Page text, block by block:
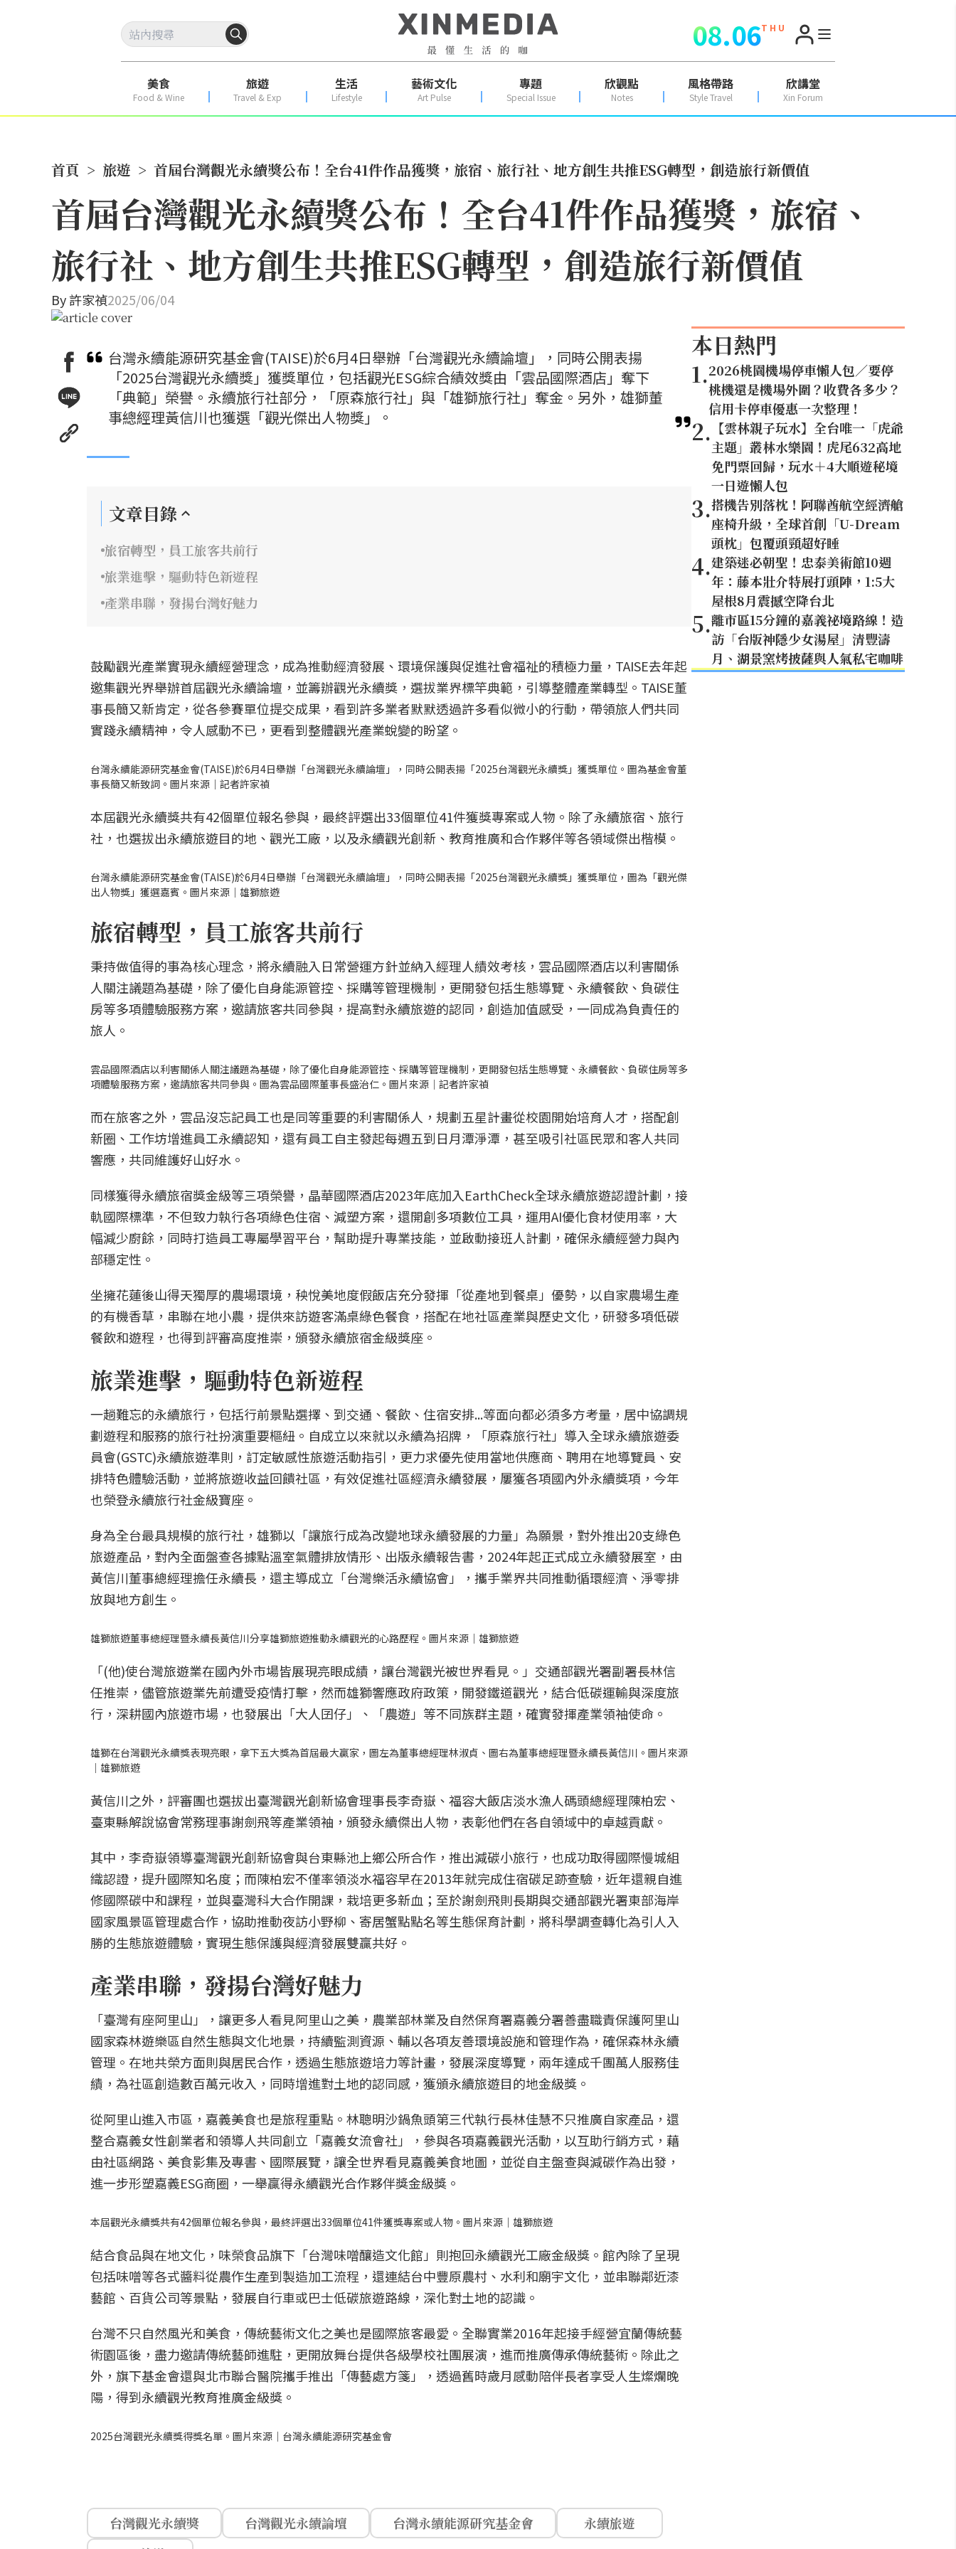
08.06T H U
美食
Food & Wine
旅遊
Travel & Exp
生活
Lifestyle
藝術文化
Art Pulse
專題
Special Issue
欣觀點
Notes
風格帶路
Style Travel
欣講堂
Xin Forum
首頁 > 旅遊 > 首屆台灣觀光永續獎公布！全台41件作品獲獎，旅宿、旅行社、地方創生共推ESG轉型，創造旅行新價值
首屆台灣觀光永續獎公布！全台41件作品獲獎，旅宿、
旅行社、地方創生共推ESG轉型，創造旅行新價值
By許家禎2025/06/04
台灣永續能源研究基金會(TAISE)於6月4日舉辦「台灣觀光永續論壇」，同時公開表揚
「2025台灣觀光永續獎」獲獎單位，包括觀光ESG綜合績效獎由「雲品國際酒店」奪下
「典範」榮譽。永續旅行社部分，「原森旅行社」與「雄獅旅行社」奪金。另外，雄獅董
事總經理黃信川也獲選「觀光傑出人物獎」。
文章目錄
旅宿轉型，員工旅客共前行
旅業進擊，驅動特色新遊程
產業串聯，發揚台灣好魅力
鼓勵觀光產業實現永續經營理念，成為推動經濟發展、環境保護與促進社會福祉的積極力量，TAISE去年起
邀集觀光界舉辦首屆觀光永續論壇，並籌辦觀光永續獎，選拔業界標竿典範，引導整體產業轉型。TAISE董
事長簡又新肯定，從各參賽單位提交成果，看到許多業者默默透過許多看似微小的行動，帶領旅人們共同
實踐永續精神，令人感動不已，更看到整體觀光產業蛻變的盼望。
台灣永續能源研究基金會(TAISE)於6月4日舉辦「台灣觀光永續論壇」，同時公開表揚「2025台灣觀光永續獎」獲獎單位。圖為基金會董
事長簡又新致詞。圖片來源｜記者許家禎
本屆觀光永續獎共有42個單位報名參與，最終評選出33個單位41件獲獎專案或人物。除了永續旅宿、旅行
社，也選拔出永續旅遊目的地、觀光工廠，以及永續觀光創新、教育推廣和合作夥伴等各領域傑出楷模。
台灣永續能源研究基金會(TAISE)於6月4日舉辦「台灣觀光永續論壇」，同時公開表揚「2025台灣觀光永續獎」獲獎單位，圖為「觀光傑
出人物獎」獲選嘉賓。圖片來源｜雄獅旅遊
旅宿轉型，員工旅客共前行
秉持做值得的事為核心理念，將永續融入日常營運方針並納入經理人績效考核，雲品國際酒店以利害關係
人關注議題為基礎，除了優化自身能源管控、採購等管理機制，更開發包括生態導覽、永續餐飲、負碳住
房等多項體驗服務方案，邀請旅客共同參與，提高對永續旅遊的認同，創造加值感受，一同成為負責任的
旅人。
雲品國際酒店以利害關係人關注議題為基礎，除了優化自身能源管控、採購等管理機制，更開發包括生態導覽、永續餐飲、負碳住房等多
項體驗服務方案，邀請旅客共同參與。圖為雲品國際董事長盛治仁。圖片來源｜記者許家禎
而在旅客之外，雲品沒忘記員工也是同等重要的利害關係人，規劃五星計畫從校園開始培育人才，搭配創
新圈、工作坊增進員工永續認知，還有員工自主發起每週五到日月潭淨潭，甚至吸引社區民眾和客人共同
響應，共同維護好山好水。
同樣獲得永續旅宿獎金級等三項榮譽，晶華國際酒店2023年底加入EarthCheck全球永續旅遊認證計劃，接
軌國際標準，不但致力執行各項綠色住宿、減塑方案，還開創多項數位工具，運用AI優化食材使用率，大
幅減少廚餘，同時打造員工專屬學習平台，幫助提升專業技能，並啟動接班人計劃，確保永續經營力與內
部穩定性。
坐擁花蓮後山得天獨厚的農場環境，秧悅美地度假飯店充分發揮「從產地到餐桌」優勢，以自家農場生產
的有機香草，串聯在地小農，提供來訪遊客滿桌綠色餐食，搭配在地社區產業與歷史文化，研發多項低碳
餐飲和遊程，也得到評審高度推崇，頒發永續旅宿金級獎座。
旅業進擊，驅動特色新遊程
一趟難忘的永續旅行，包括行前景點選擇、到交通、餐飲、住宿安排...等面向都必須多方考量，居中協調規
劃遊程和服務的旅行社扮演重要樞紐。自成立以來就以永續為招牌，「原森旅行社」導入全球永續旅遊委
員會(GSTC)永續旅遊準則，訂定敏感性旅遊活動指引，更力求優先使用當地供應商、聘用在地導覽員、安
排特色體驗活動，並將旅遊收益回饋社區，有效促進社區經濟永續發展，屢獲各項國內外永續獎項，今年
也榮登永續旅行社金級寶座。
身為全台最具規模的旅行社，雄獅以「讓旅行成為改變地球永續發展的力量」為願景，對外推出20支綠色
旅遊產品，對內全面盤查各據點溫室氣體排放情形、出版永續報告書，2024年起正式成立永續發展室，由
黃信川董事總經理擔任永續長，還主導成立「台灣樂活永續協會」，攜手業界共同推動循環經濟、淨零排
放與地方創生。
雄獅旅遊董事總經理暨永續長黃信川分享雄獅旅遊推動永續觀光的心路歷程。圖片來源｜雄獅旅遊
「(他)使台灣旅遊業在國內外市場皆展現亮眼成績，讓台灣觀光被世界看見。」交通部觀光署副署長林信
任推崇，儘管旅遊業先前遭受疫情打擊，然而雄獅響應政府政策，開發鐵道觀光，結合低碳運輸與深度旅
行，深耕國內旅遊市場，也發展出「大人囝仔」、「農遊」等不同族群主題，確實發揮產業領袖使命。
雄獅在台灣觀光永續獎表現亮眼，拿下五大獎為首屆最大贏家，圖左為董事總經理林淑貞、圖右為董事總經理暨永續長黃信川。圖片來源
｜雄獅旅遊
黃信川之外，評審團也選拔出臺灣觀光創新協會理事長李奇嶽、福容大飯店淡水漁人碼頭總經理陳柏宏、
臺東縣解說協會常務理事謝劍飛等產業領袖，頒發永續傑出人物，表彰他們在各自領域中的卓越貢獻。
其中，李奇嶽領導臺灣觀光創新協會與台東縣池上鄉公所合作，推出減碳小旅行，也成功取得國際慢城組
織認證，提升國際知名度；而陳柏宏不僅率領淡水福容早在2013年就完成住宿碳足跡查驗，近年還親自進
修國際碳中和課程，並與臺灣科大合作開課，栽培更多新血；至於謝劍飛則長期與交通部觀光署東部海岸
國家風景區管理處合作，協助推動夜訪小野柳、寄居蟹點點名等生態保育計劃，將科學調查轉化為引人入
勝的生態旅遊體驗，實現生態保護與經濟發展雙贏共好。
產業串聯，發揚台灣好魅力
「臺灣有座阿里山」，讓更多人看見阿里山之美，農業部林業及自然保育署嘉義分署善盡職責保護阿里山
國家森林遊樂區自然生態與文化地景，持續監測資源、輔以各項友善環境設施和管理作為，確保森林永續
管理。在地共榮方面則與居民合作，透過生態旅遊培力等計畫，發展深度導覽，兩年達成千團萬人服務佳
績，為社區創造數百萬元收入，同時增進對土地的認同感，獲頒永續旅遊目的地金級獎。
從阿里山進入市區，嘉義美食也是旅程重點。林聰明沙鍋魚頭第三代執行長林佳慧不只推廣自家產品，還
整合嘉義女性創業者和領導人共同創立「嘉義女流會社」，參與各項嘉義觀光活動，以互助行銷方式，藉
由社區網路、美食影集及專書、國際展覽，讓全世界看見嘉義美食地圖，並從自主盤查與減碳作為出發，
進一步形塑嘉義ESG商圈，一舉贏得永續觀光合作夥伴獎金級獎。
本屆觀光永續獎共有42個單位報名參與，最終評選出33個單位41件獲獎專案或人物。圖片來源｜雄獅旅遊
結合食品與在地文化，味榮食品旗下「台灣味噌釀造文化館」則抱回永續觀光工廠金級獎。館內除了呈現
包括味噌等各式醬料從農作生產到製造加工流程，還連結台中豐原農村、水利和廟宇文化，並串聯鄰近漆
藝館、百貨公司等景點，發展自行車或巴士低碳旅遊路線，深化對土地的認識。
台灣不只自然風光和美食，傳統藝術文化之美也是國際旅客最愛。全聯實業2016年起接手經營宜蘭傳統藝
術園區後，盡力邀請傳統藝師進駐，更開放舞台提供各級學校社團展演，進而推廣傳承傳統藝術。除此之
外，旗下基金會還與北市聯合醫院攜手推出「傳藝處方箋」，透過舊時歲月感動陪伴長者享受人生燦爛晚
陽，得到永續觀光教育推廣金級獎。
2025台灣觀光永續獎得獎名單。圖片來源｜台灣永續能源研究基金會
台灣觀光永續獎 台灣觀光永續論壇 台灣永續能源研究基金會
永續旅遊
本日熱門
1.2026桃園機場停車懶人包／要停
桃機還是機場外圍？收費各多少？
信用卡停車優惠一次整理！
2. 【雲林親子玩水】全台唯一「虎爺
主題」叢林水樂園！虎尾632高地
免門票回歸，玩水＋4大順遊秘境
一日遊懶人包
3.搭機告別落枕！阿聯酋航空經濟艙
座椅升級，全球首創「U-Dream
頭枕」包覆頭頸超好睡
4.建築迷必朝聖！忠泰美術館10週
年：藤本壯介特展打頭陣，1:5大
屋根8月震撼空降台北
5.離市區15分鐘的嘉義祕境路線！造
訪「台版神隱少女湯屋」清豐濤
月、湖景窯烤披薩與人氣私宅咖啡